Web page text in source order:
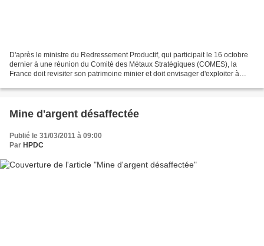
D'après le ministre du Redressement Productif, qui participait le 16 octobre
dernier à une réunion du Comité des Métaux Stratégiques (COMES), la
France doit revisiter son patrimoine minier et doit envisager d'exploiter à
Mine d'argent désaffectée
Publié le 31/03/2011 à 09:00
Par HPDC